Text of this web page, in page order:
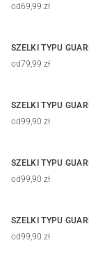
od69,99 zł
SZELKI TYPU
od79,99 zł
SZELKI TYPU
od99,90 zł
SZELKI TYPU
od99,90 zł
SZELKI TYPU
od99,90 zł